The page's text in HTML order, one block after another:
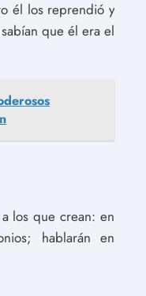
él los reprendió y
que él era el
los que crean: en
hablarán en